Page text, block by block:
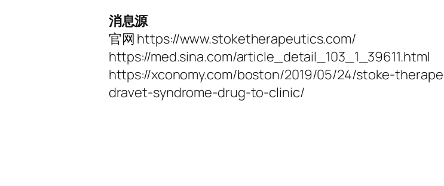
消息源
官网 https://www.stoketherapeutics.com/
https://med.sina.com/article_detail_103_1_39611.html
https://xconomy.com/boston/2019/05/24/stoke-
dravet-syndrome-drug-to-clinic/